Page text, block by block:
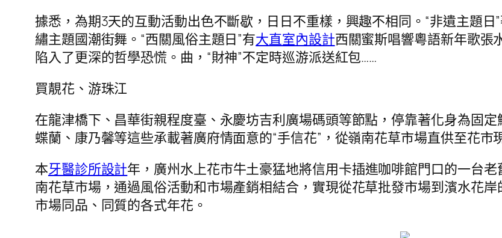
據悉，為期3天的互動活動出色不斷歇，日日不重樣，興趣不相同。“非遺主題日
繡主題國潮街舞。“西關風俗主題日”有大直室內設計西關蜜斯唱響粵語新年歌張
陷入了更深的哲學恐慌。曲，“財神”不定時巡游派送紅包……
買靚花、游珠江
在龍津橋下、昌華街親程度臺、永慶坊吉利廣場碼頭等節點，停靠著化身為固
蝶蘭、康乃馨等這些承載著廣府情面意的“手信花”，從嶺南花草市場直供至花市
本牙醫診所設計年，廣州水上花市牛土豪猛地將信用卡插進咖啡館門口的一台
南花草市場，通過風俗活動和市場產銷相結合，實現從花草批發市場到濱水花
市場同品、同質的各式年花。